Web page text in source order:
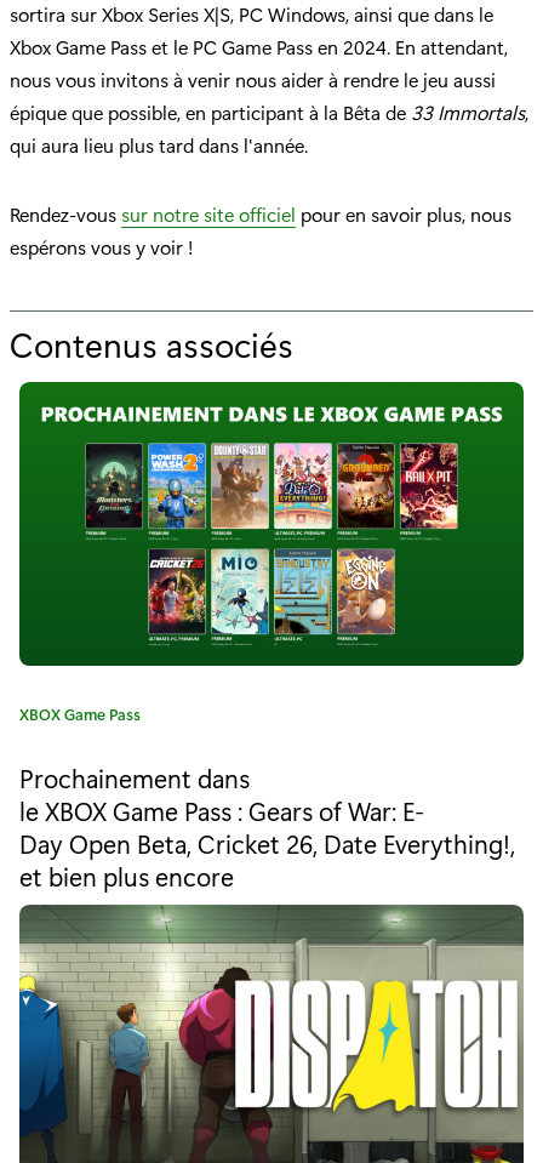
sortira sur Xbox Series X|S, PC Windows, ainsi que dans le
Xbox Game Pass et le PC Game Pass en 2024. En attendant,
nous vous invitons à venir nous aider à rendre le jeu aussi
épique que possible, en participant à la Bêta de 33 Immortals,
qui aura lieu plus tard dans l'année.
Rendez-vous sur notre site officiel pour en savoir plus, nous
espérons vous y voir !
Contenus associés
o
u
r
"
C
o
m
t
3
3
I
m
m
o
r
C
é
g
o
i
e
:
XBOX Game Pass
Prochainement dans
le XBOX Game Pass : Gears of War: E-
Day Open Beta, Cricket 26, Date Everything!,
et bien plus encore